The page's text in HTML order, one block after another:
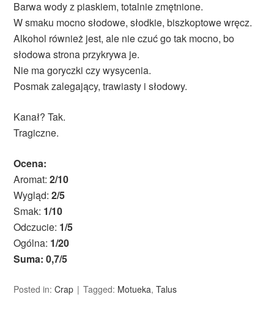
Barwa wody z piaskiem, totalnie zmętnione.
W smaku mocno słodowe, słodkie, biszkoptowe wręcz.
Alkohol również jest, ale nie czuć go tak mocno, bo
słodowa strona przykrywa je.
Nie ma goryczki czy wysycenia.
Posmak zalegający, trawiasty i słodowy.
Kanał? Tak.
Tragiczne.
Ocena:
Aromat:2/10
Wygląd:2/5
Smak: 1/10
Odczucie: 1/5
Ogólna: 1/20
Suma: 0,7/5
Posted in:Crap Tagged: Motueka,Talus